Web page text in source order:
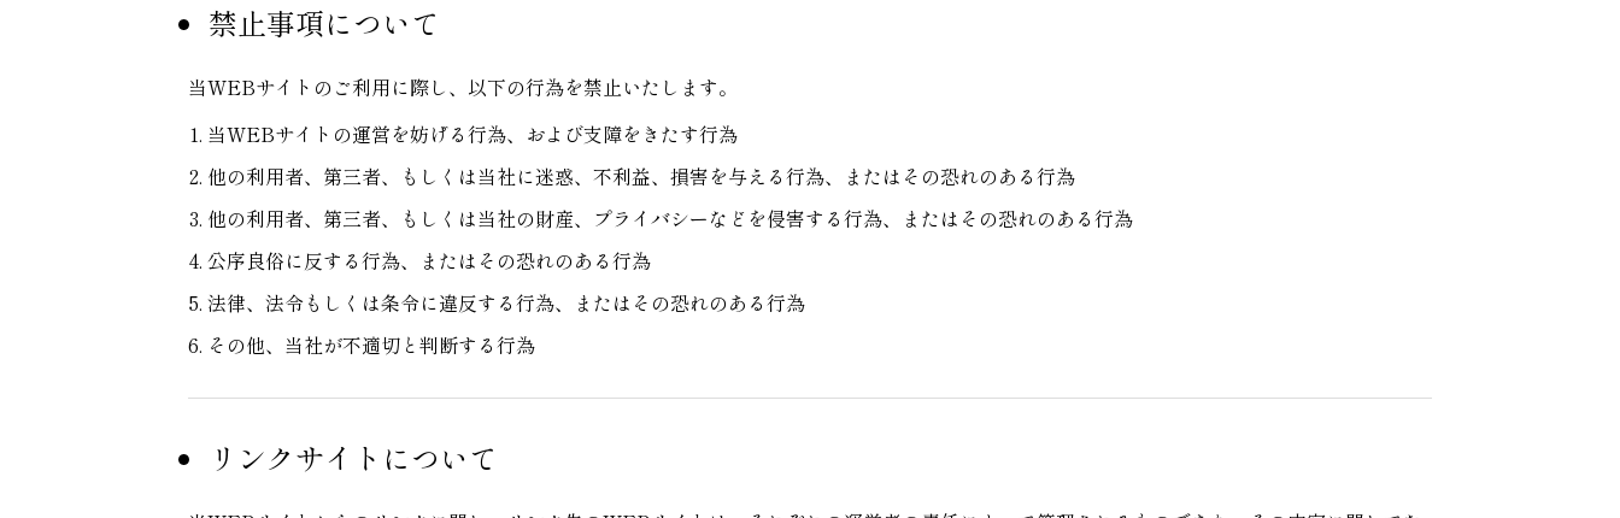
禁止事項について
当WEBサイトのご利用に際し、以下の行為を禁止いたします。
当WEBサイトの運営を妨げる行為、および支障をきたす行為
他の利用者、第三者、もしくは当社に迷惑、不利益、損害を与える行為、またはその恐れのある行為
他の利用者、第三者、もしくは当社の財産、プライバシーなどを侵害する行為、またはその恐れのある行為
公序良俗に反する行為、またはその恐れのある行為
法律、法令もしくは条令に違反する行為、またはその恐れのある行為
その他、当社が不適切と判断する行為
リンクサイトについて